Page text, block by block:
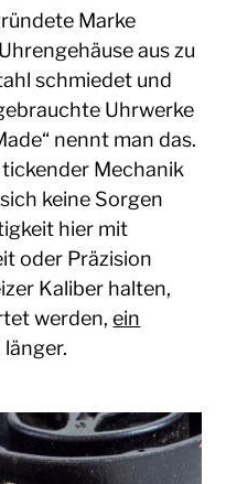
Marke
aus zu
schmiedet und
Uhrwerke
nennt man das.
Mechanik
keine Sorgen
hier mit
oder Präzision
Kaliber halten,
werden,ein